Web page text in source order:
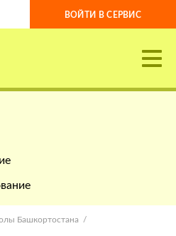
ВОЙТИ В СЕРВИС
Башкортостана